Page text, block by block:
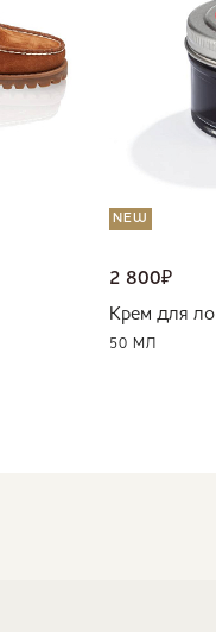
NEW
2 800₽
Крем для
50 МЛ